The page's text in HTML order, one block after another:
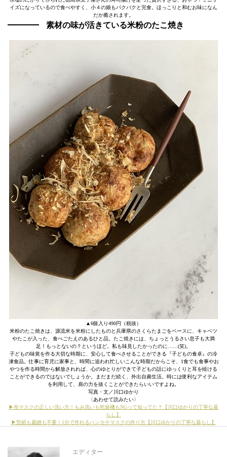
イズになっているので食べやすく、小４の娘もパクパクと完食。ほっこりと和むお味になん
だか癒されます。
素材の味が活きている米粉のたこ焼き
▲6個入り490円（税抜）
米粉のたこ焼きは、源流米を米粉にしたものと兵庫県のさくらたまごをベースに、キャベツ
やたこが入った、食べごたえのあるひと品。たこ焼きには、ちょっとうるさい息子も大満
足！もっとないの？というほど。私も味見したかったのに……(笑)。
子どもの味覚を作る大切な時期に、安心して食べさせることができる『子どもの食卓』の冷
凍食品。仕事に育児に家事と、時間に追われ忙しいこんな時期だからこそ、1食でも食事やお
やつを作る時間から解放されれば、心のゆとりができて子どもの話にゆっくりと耳を傾ける
ことができるのではないでしょうか。まだまだ続く、外出自粛生活。時には便利なアイテム
を利用して、肩の力を抜くことができたらいいですよね。
写真・文／川口ゆかり
〈あわせて読みたい〉
▶︎布マスクの正しい洗い方！ もみ洗いも乾燥機もNGって知ってた？【川口ゆかりの丁寧な暮
らし】
▶︎型紙も裁縫も不要！1分で作れるハンカチマスクの作り方【川口ゆかりの丁寧な暮らし】
エディター